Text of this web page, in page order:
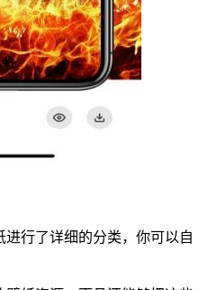
行了详细的分类，你可以自